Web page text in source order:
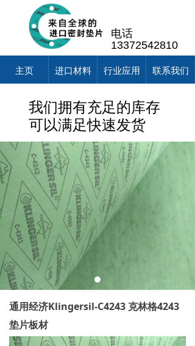
电话
13372542810
主页 进口材料 行业应用 联系我们
通用经济Klingersil-C4243 克林格4243
垫片板材
我们拥有充足的库存
可以满足快速发货